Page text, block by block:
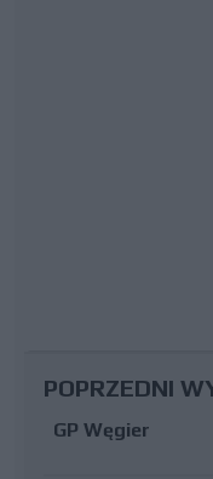
POPRZEDNI
GP Węgier